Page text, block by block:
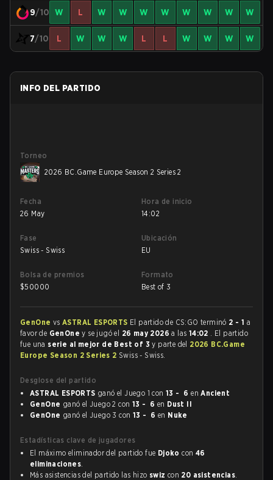
9/10 W L W W W W W W W W
7/10 L W W W L L W W W W
INFO DEL PARTIDO
Torneo
2026 BC.Game Europe Season 2 Series 2
Fecha
26 May
Hora de inicio
14:02
Fase
Swiss - Swiss
Ubicación
EU
Bolsa de premios
$50000
Formato
Best of 3
GenOne vsASTRAL ESPORTS El partido de CS:GO terminó 2 - 1 a
favor de GenOney se jugó el 26 may 2026a las 14:02 . El partido
fue una serie al mejor de Best of 3y parte del 2026 BC.Game
Europe Season 2 Series 2 Swiss - Swiss.
Desglose del partido
ASTRAL ESPORTS ganó el Juego 1 con13 - 6 enAncient
GenOne ganó el Juego 2 con 13 - 6 en Dust II
GenOne ganó el Juego 3 con 13 - 6 en Nuke
Estadísticas clave de jugadores
El máximo eliminador del partido fue Djoko con 46
eliminaciones.
Más asistencias del partido las hizo swiz con 20 asistencias.